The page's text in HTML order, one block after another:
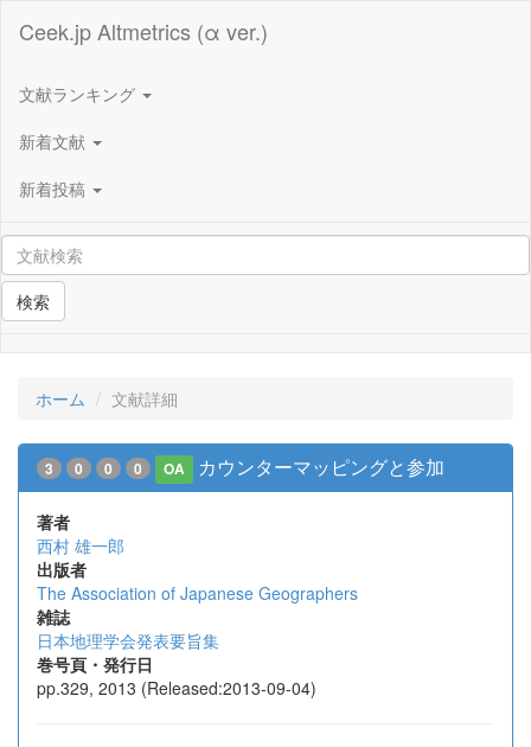
Ceek.jp Altmetrics (α ver.)
文献ランキング
新着文献
新着投稿
検索
ホーム 文献詳細
3 0 0 0 OA カウンターマッピングと参加
著者
西村 雄一郎
出版者
The Association of Japanese Geographers
雑誌
日本地理学会発表要旨集
巻号頁・発行日
pp.329, 2013 (Released:2013-09-04)